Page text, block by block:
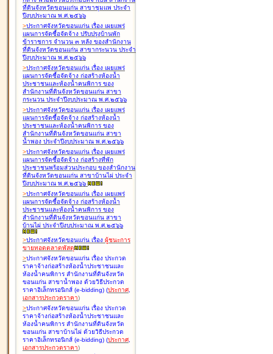
ที่ดินจังหวัดขอนแก่น สาขาชุมแพ ประจำ
ปีงบประมาณ พ.ศ.๒๕๖๖
>ประกาศจังหวัดขอนแก่น เรื่อง เผยแพร่
แผนการจัดซื้อจัดจ้าง ปรับปรุงบ้านพัก
ข้าราชการ จำนวน ๓ หลัง ของสำนักงาน
ที่ดินจังหวัดขอนแก่น สาขากระนวน ประจำ
ปีงบประมาณ พ.ศ.๒๕๖๖
>ประกาศจังหวัดขอนแก่น เรื่อง เผยแพร่
แผนการจัดซื้อจัดจ้าง ก่อสร้างห้องน้ำ
ประชาชนและห้องน้ำคนพิการ ของ
สำนักงานที่ดินจังหวัดขอนแก่น สาขา
กระนวน ประจำปีงบประมาณ พ.ศ.๒๕๖๖
>ประกาศจังหวัดขอนแก่น เรื่อง เผยแพร่
แผนการจัดซื้อจัดจ้าง ก่อสร้างห้องน้ำ
ประชาชนและห้องน้ำคนพิการ ของ
สำนักงานที่ดินจังหวัดขอนแก่น สาขา
น้ำพอง ประจำปีงบประมาณ พ.ศ.๒๕๖๖
>ประกาศจังหวัดขอนแก่น เรื่อง เผยแพร่
แผนการจัดซื้อจัดจ้าง ก่อสร้างที่พัก
ประชาชนพร้อมส่วนประกอบ ของสำนักงาน
ที่ดินจังหวัดขอนแก่น สาขาบ้านไผ่ ประจำ
ปีงบประมาณ พ.ศ.๒๕๖๖
>ประกาศจังหวัดขอนแก่น เรื่อง เผยแพร่
แผนการจัดซื้อจัดจ้าง ก่อสร้างห้องน้ำ
ประชาชนและห้องน้ำคนพิการ ของ
สำนักงานที่ดินจังหวัดขอนแก่น สาขา
บ้านไผ่ ประจำปีงบประมาณ พ.ศ.๒๕๖๖
>ประกาศจังหวัดขอนแก่น เรื่อง ผู้ชนะการ
ขายทอดตลาดพัสดุ
>ประกาศจังหวัดขอนแก่น เรื่อง ประกวด
ราคาจ้างก่อสร้างห้องน้ำประชาชนและ
ห้องน้ำคนพิการ สำนักงานที่ดินจังหวัด
ขอนแก่น สาขาน้ำพอง ด้วยวิธีประกวด
ราคาอิเล็กทรอนิกส์ (e-bidding) (ประกาศ,
เอกสารประกวดราคา)
>ประกาศจังหวัดขอนแก่น เรื่อง ประกวด
ราคาจ้างก่อสร้างห้องน้ำประชาชนและ
ห้องน้ำคนพิการ สำนักงานที่ดินจังหวัด
ขอนแก่น สาขาบ้านไผ่ ด้วยวิธีประกวด
ราคาอิเล็กทรอนิกส์ (e-bidding) (ประกาศ,
เอกสารประกวดราคา)